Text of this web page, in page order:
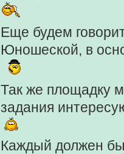
Еще будем
Юношеской, в
Так же площадку
задания
Каждый должен